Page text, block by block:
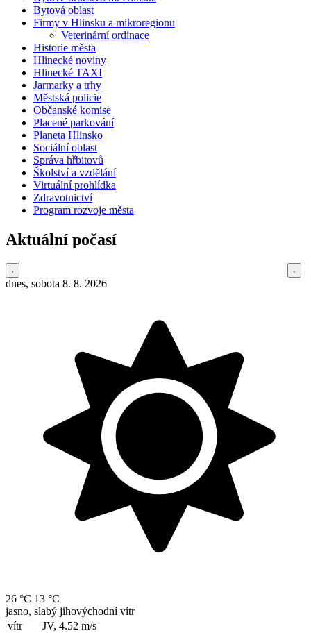
Bytová oblast
Firmy v Hlinsku a mikroregionu
Veterinární ordinace
Historie města
Hlinecké noviny
Hlinecké TAXI
Jarmarky a trhy
Městská policie
Občanské komise
Placené parkování
Planeta Hlinsko
Sociální oblast
Správa hřbitovů
Školství a vzdělání
Virtuální prohlídka
Zdravotnictví
Program rozvoje města
Aktuální počasí
dnes, sobota 8. 8. 2026
26 °C 13 °C
jasno, slabý jihovýchodní vítr
vítr
JV, 4.52 m/s